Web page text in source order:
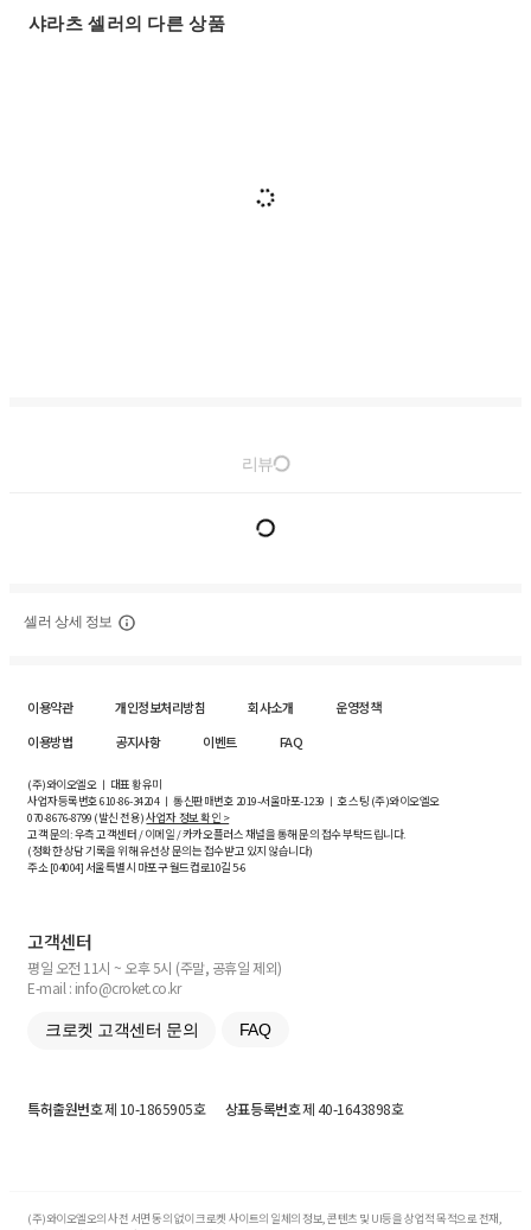
샤라츠 셀러의 다른 상품
리뷰
셀러 상세 정보
이용약관 개인정보처리방침 회사소개
운영정책
이용방법
공지사항 이벤트 FAQ
(주)와이오엘오 ㅣ 대표 황유미
사업자등록번호610-86-34204ㅣ 통신판매번호 2019-서울마포-1239 ㅣ 호스팅 (주)와이오엘오
070-8676-8799 (발신 전용)사업자 정보 확인 >
고객 문의: 우측 고객센터 / 이메일 / 카카오플러스 채널을 통해 문의 접수 부탁드립니다.
(정확한 상담 기록을 위해 유선상 문의는 접수받고 있지 않습니다)
주소 [04004] 서울특별시 마포구 월드컵로10길5-6
고객센터
평일 오전 11시 ~ 오후 5시 (주말, 공휴일 제외)
E-mail : info@croket.co.kr
크로켓 고객센터 문의 FAQ
특허출원번호제 10-1865905호 상표등록번호제 40-1643898호
(주)와이오엘오의 사전 서면 동의 없이 크로켓 사이트의 일체의 정보, 콘텐츠 및 UI등을 상업적 목적으로 전재,